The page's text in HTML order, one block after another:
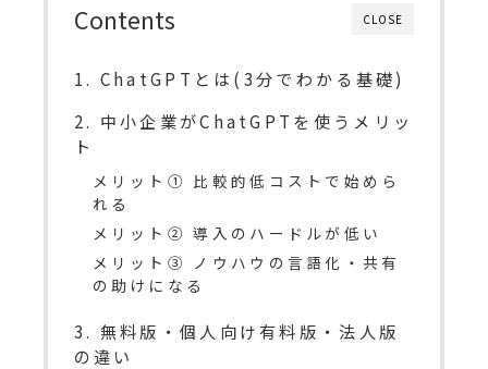
CLOSE
Contents
1. ChatGPTとは(3分でわかる基礎)
2. 中小企業がChatGPTを使うメリッ
ト
メリット① 比較的低コストで始めら
れる
メリット② 導入のハードルが低い
メリット③ ノウハウの言語化・共有
の助けになる
3. 無料版・個人向け有料版・法人版
の違い